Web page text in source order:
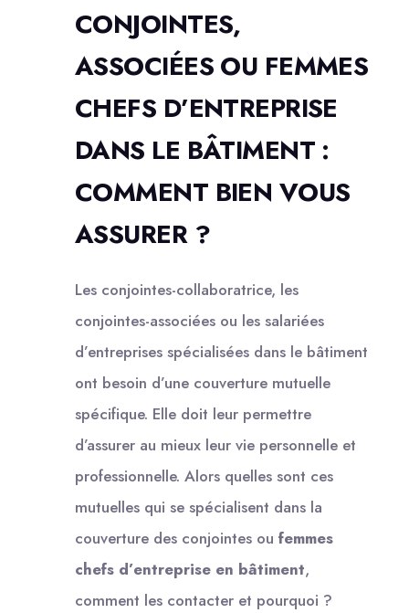
CONJOINTES,
ASSOCIÉES OU FEMMES
CHEFS D’ENTREPRISE
DANS LE BÂTIMENT :
COMMENT BIEN VOUS
ASSURER ?
Les conjointes-collaboratrice, les
conjointes-associées ou les salariées
d’entreprises spécialisées dans le bâtiment
ont besoin d’une couverture mutuelle
spécifique. Elle doit leur permettre
d’assurer au mieux leur vie personnelle et
professionnelle. Alors quelles sont ces
mutuelles qui se spécialisent dans la
couverture des conjointes ou femmes
chefs d’entreprise en bâtiment,
comment les contacter et pourquoi ?